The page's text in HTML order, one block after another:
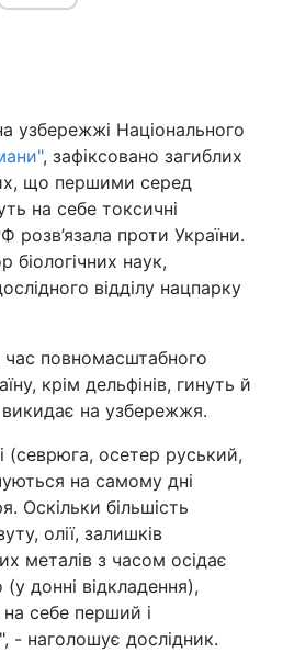
узбережжі Національного
, зафіксовано загиблих
що першими серед
на себе токсичні
розв’язала проти України.
біологічних наук,
відділу нацпарку
повномасштабного
крім дельфінів, гинуть й
викидає на узбережжя.
(севрюга, осетер руський,
на самому дні
Оскільки більшість
олії, залишків
металів з часом осідає
донні відкладення),
себе перший і
- наголошує дослідник.